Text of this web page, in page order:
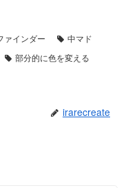
ァインダー
中マド
部分的に色を変える
irarecreate